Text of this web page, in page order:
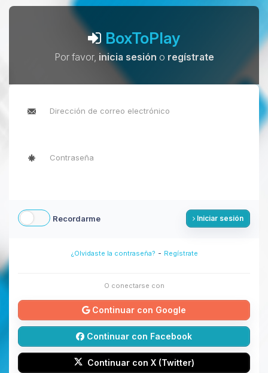
BoxToPlay
Por favor, inicia sesión o regístrate
Recordarme Iniciar sesión
¿Olvidaste la contraseña? - Regístrate
O conectarse con
Continuar con Google
Continuar con Facebook
Continuar con X (Twitter)